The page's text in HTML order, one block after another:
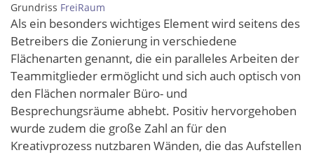
Grundriss FreiRaum
Als ein besonders wichtiges Element wird seitens des
Betreibers die Zonierung in verschiedene
Flächenarten genannt, die ein paralleles Arbeiten der
Teammitglieder ermöglicht und sich auch optisch von
den Flächen normaler Büro- und
Besprechungsräume abhebt. Positiv hervorgehoben
wurde zudem die große Zahl an für den
Kreativprozess nutzbaren Wänden, die das Aufstellen